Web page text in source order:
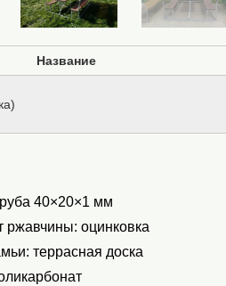
Название
40×20×1 мм
ржавчины: оцинковка
террасная доска